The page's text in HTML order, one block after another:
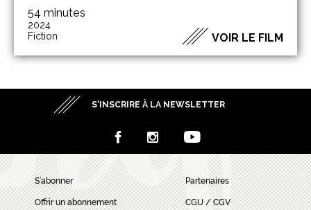
54 minutes
2024
Fiction
VOIR LE FILM
S’INSCRIRE À LA NEWSLETTER
S’abonner
Offrir un abonnement
Partenaires
CGU / CGV